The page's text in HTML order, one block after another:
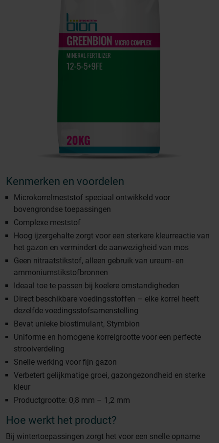
Kenmerken en voordelen
Microkorrelmeststof speciaal ontwikkeld voor
bovengrondse toepassingen
Complexe meststof
Hoog ijzergehalte zorgt voor een sterkere kleurreactie van
het gazon en vermindert de aanwezigheid van mos
Geen nitraatstikstof, alleen gebruik van ureum- en
ammoniumstikstofbronnen
Ideaal toe te passen bij koelere omstandigheden
Direct beschikbare voedingsstoffen – elke korrel heeft
dezelfde voedingsstofsamenstelling
Bevat unieke biostimulant, Stymbion
Uniforme en homogene korrelgrootte voor een perfecte
strooiverdeling
Snelle werking voor fijn gazon
Verbetert gelijkmatige groei, gazongezondheid en sterke
kleur
Productgrootte: 0,8 mm – 1,2 mm
Hoe werkt het product?
Bij wintertoepassingen zorgt het voor een snelle opname